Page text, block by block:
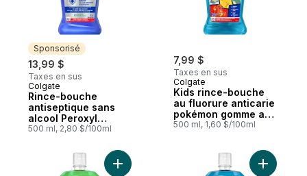
Sponsorisé
13,99 $
Taxes en sus
Sponsorisé
Colgate
Rince-bouche
antiseptique sans
alcool Peroxyl
Rinçage des aphtes,
500 ml, 2,80 $/100ml
7,99 $
Taxes en sus
Colgate
Kids rince-bouche
au fluorure anticarie
pokémon gomme aux
fruits
500 ml, 1,60 $/100ml
Ajouter Smart Rinse Menthe au panier
Ajouter